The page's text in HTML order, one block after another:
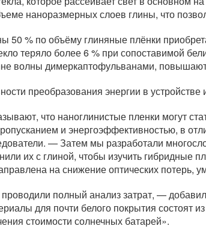
наноразмерных слоев глины, что
50 % по объёму глиняные плёнки
теряло более 6 % при сопоставимой
волны димеркаптофульванами, повышают
преобразования энергии в устройстве
что наноглинистые пленки могут
и энергоэффективностью, в
— Затем мы разработали
их с глиной, чтобы изучить гибридные
на снижение оптических потерь,
проводили полный анализ затрат, —
для почти белого покрытия состоят
стоимости солнечных батарей».